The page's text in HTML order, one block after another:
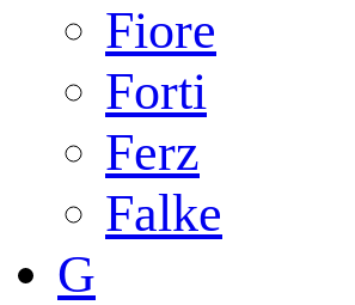
Fiore
Forti
Ferz
Falke
G